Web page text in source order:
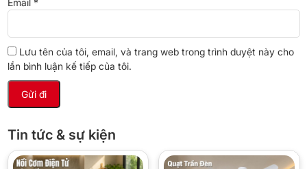
Lưu tên của tôi, email, và trang web trong trình duyệt này cho
lần bình luận kế tiếp của tôi.
Tin tức & sự kiện